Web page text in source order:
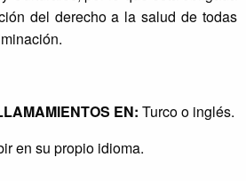
del derecho a la salud de todas
EN: Turco o inglés.
en su propio idioma.